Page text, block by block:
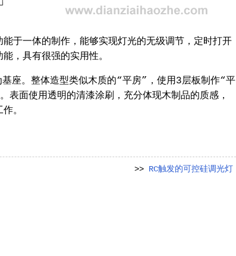
于一体的制作，能够实现灯光的无级调节，定时打开
，具有很强的实用性。
座。整体造型类似木质的“平房”，使用3层板制作“平
表面使用透明的清漆涂刷，充分体现木制品的质感，
。
>> RC触发的可控硅调光灯